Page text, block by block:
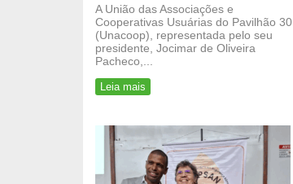
A União das Associações e
Cooperativas Usuárias do Pavilhão 30
(Unacoop), representada pelo seu
presidente, Jocimar de Oliveira
Pacheco,...
Leia mais